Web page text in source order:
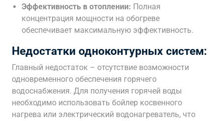
Эффективность в отоплении: Полная
концентрация мощности на обогреве
обеспечивает максимальную эффективность.
Недостатки одноконтурных систем:
Главный недостаток – отсутствие возможности
одновременного обеспечения горячего
водоснабжения. Для получения горячей воды
необходимо использовать бойлер косвенного
нагрева или электрический водонагреватель, что